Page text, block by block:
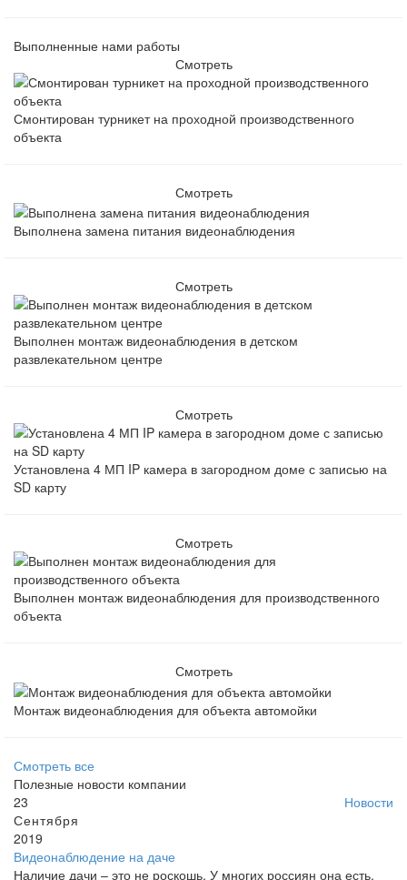
Выполненные нами работы
Смотреть
Смонтирован турникет на проходной производственного
объекта
Смотреть
Выполнена замена питания видеонаблюдения
Смотреть
Выполнен монтаж видеонаблюдения в детском
развлекательном центре
Смотреть
Установлена 4 МП IP камера в загородном доме с записью на
SD карту
Смотреть
Выполнен монтаж видеонаблюдения для производственного
объекта
Смотреть
Монтаж видеонаблюдения для объекта автомойки
Смотреть все
Полезные новости компании
23
Сентября
2019
Новости
Видеонаблюдение на даче
Наличие дачи – это не роскошь. У многих россиян она есть.